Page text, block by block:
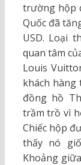
trường hộp
Quốc đã
USD. Loại
quan tâm
Louis
khách hàng
đồng hồ
trầm trồ vì
Chiếc hộp
thấy nó
Khoảng